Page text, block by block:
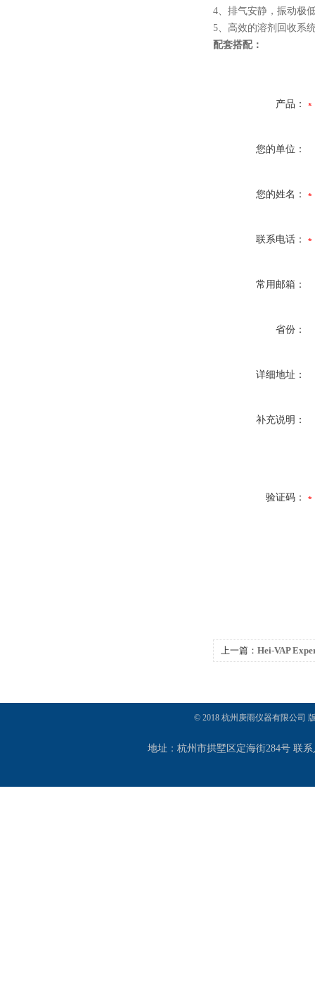
4、排气安静，振动极
5、高效的溶剂回收系
配套搭配：
产品：
您的单位：
您的姓名：
联系电话：
常用邮箱：
省份：
详细地址：
补充说明：
验证码：
上一篇： Hei-VAP
© 2018 杭州庚雨仪器有限公司
地址：杭州市拱墅区定海街284号 联